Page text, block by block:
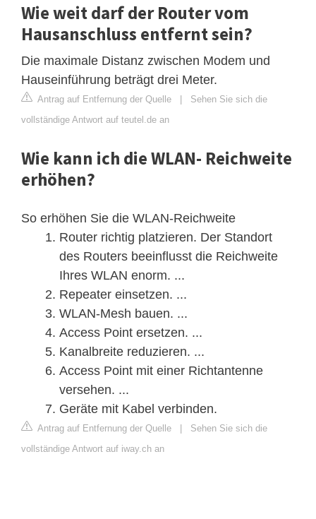
Wie weit darf der Router vom
Hausanschluss entfernt sein?
Die maximale Distanz zwischen Modem und
Hauseinführung beträgt drei Meter.
Antrag auf Entfernung der Quelle | Sehen Sie sich die
vollständige Antwort auf teutel.de an
Wie kann ich die WLAN- Reichweite
erhöhen?
So erhöhen Sie die WLAN-Reichweite
Router richtig platzieren. Der Standort
des Routers beeinflusst die Reichweite
Ihres WLAN enorm. ...
Repeater einsetzen. ...
WLAN-Mesh bauen. ...
Access Point ersetzen. ...
Kanalbreite reduzieren. ...
Access Point mit einer Richtantenne
versehen. ...
Geräte mit Kabel verbinden.
Antrag auf Entfernung der Quelle | Sehen Sie sich die
vollständige Antwort auf iway.ch an